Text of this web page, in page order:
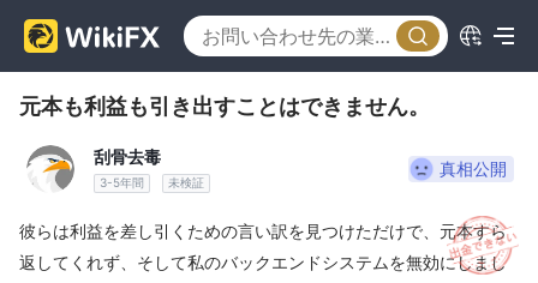
元本も利益も引き出すことはできません。
刮骨去毒
3-5年間 未検証
真相公開
彼らは利益を差し引くための言い訳を見つけただけで、元本すら
返してくれず、そして私のバックエンドシステムを無効にしまし